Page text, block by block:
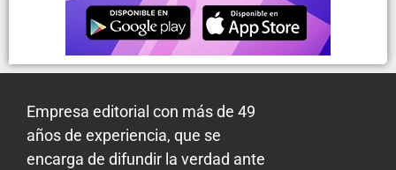
Empresa editorial con más de 49
años de experiencia, que se
encarga de difundir la verdad ante